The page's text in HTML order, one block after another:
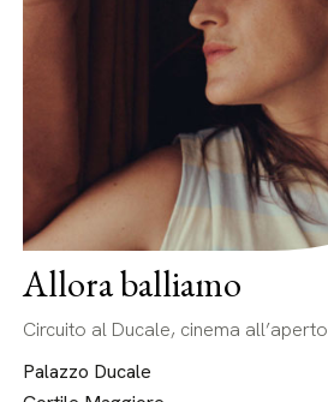
Allora balliamo
Circuito al Ducale, cinema all’aperto
Palazzo Ducale